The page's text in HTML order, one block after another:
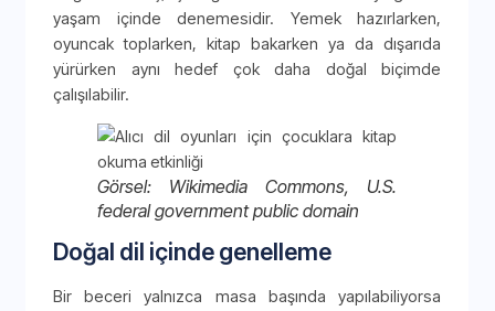
yaşam içinde denemesidir. Yemek hazırlarken,
oyuncak toplarken, kitap bakarken ya da dışarıda
yürürken aynı hedef çok daha doğal biçimde
çalışılabilir.
Görsel: Wikimedia Commons, U.S.
federal government public domain
Doğal dil içinde genelleme
Bir beceri yalnızca masa başında yapılabiliyorsa